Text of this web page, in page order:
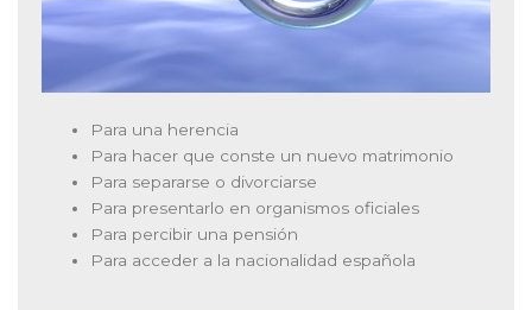
Para una herencia
Para hacer que conste un nuevo matrimonio
Para separarse o divorciarse
Para presentarlo en organismos oficiales
Para percibir una pensión
Para acceder a la nacionalidad española